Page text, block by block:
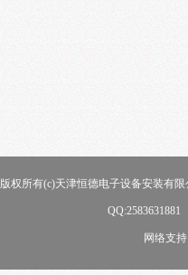
版权所有(c)天津恒德电子设备安装有
网络支